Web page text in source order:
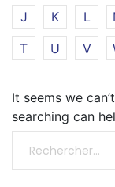
J
K L
T
U V
It seems we
searching can